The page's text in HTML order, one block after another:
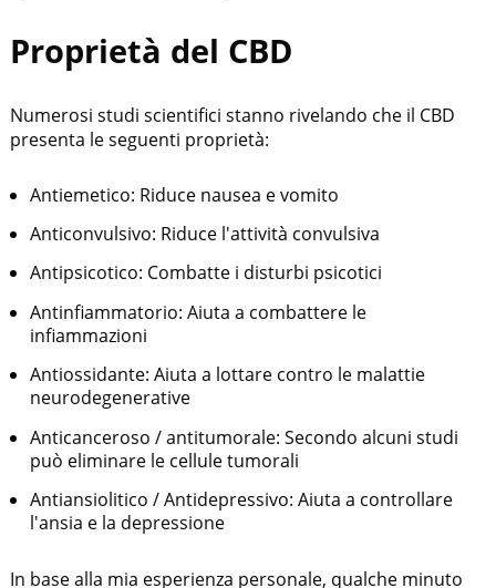
Proprietà del CBD
Numerosi studi scientifici stanno rivelando che il CBD
presenta le seguenti proprietà:
Antiemetico: Riduce nausea e vomito
Anticonvulsivo: Riduce l'attività convulsiva
Antipsicotico: Combatte i disturbi psicotici
Antinfiammatorio: Aiuta a combattere le
infiammazioni
Antiossidante: Aiuta a lottare contro le malattie
neurodegenerative
Anticanceroso / antitumorale: Secondo alcuni studi
può eliminare le cellule tumorali
Antiansiolitico / Antidepressivo: Aiuta a controllare
l'ansia e la depressione
In base alla mia esperienza personale, qualche minuto